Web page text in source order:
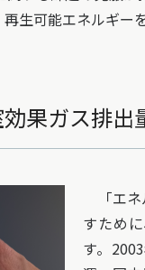
生可能エネルギー
果ガス排
「エネ
すため
す。